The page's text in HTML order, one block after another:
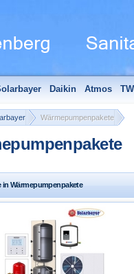
Daikin Atmos
Edle Badheizkörper
Wärmepumpenpakete
in Wärmepumpenpakete